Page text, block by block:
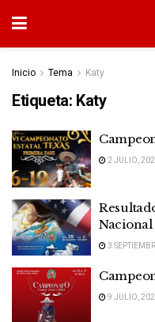
Inicio Tema Katy
Etiqueta: Katy
2 JULIO,
3
9 JULIO,